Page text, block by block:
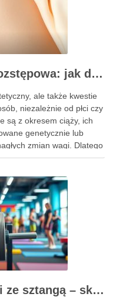
Profilaktyka przeciwrozstępowa: jak dbać o skórę skutecznie?
ale także kwestie
niezależnie od płci czy
są z okresem ciąży, ich
genetycznie lub
zmian wagi. Dlatego
lat zadbać …
Ćwiczenia na pośladki ze sztangą – skuteczne metody i techniki treningowe